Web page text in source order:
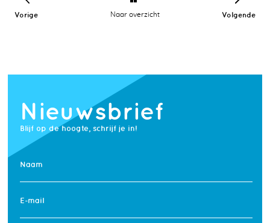
Vorige Naar overzicht Volgende
Nieuwsbrief
Blijf op de hoogte, schrijf je in!
Naam
E-mail